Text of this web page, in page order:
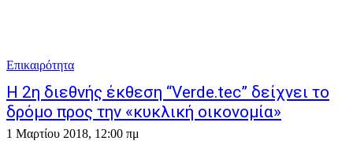
Επικαιρότητα
Η 2η διεθνής έκθεση “Verde.tec” δείχνει το
δρόμο προς την «κυκλική οικονομία»
1 Μαρτίου 2018, 12:00 πμ